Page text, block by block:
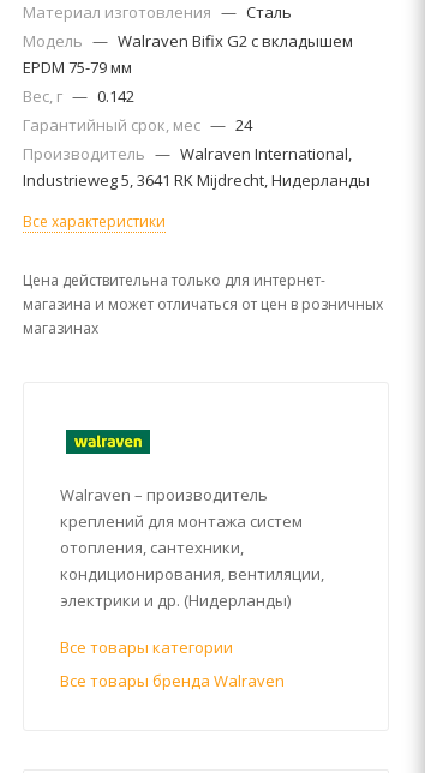
Материал изготовления — Сталь
Модель — Walraven Bifix G2 с вкладышем
EPDM 75-79 мм
Вес, г — 0.142
Гарантийный срок, мес — 24
Производитель — Walraven International,
Industrieweg 5, 3641 RK Mijdrecht, Нидерланды
Все характеристики
Цена действительна только для интернет-
магазина и может отличаться от цен в розничных
магазинах
Walraven – производитель
креплений для монтажа систем
отопления, сантехники,
кондиционирования, вентиляции,
электрики и др. (Нидерланды)
Все товары категории
Все товары бренда Walraven